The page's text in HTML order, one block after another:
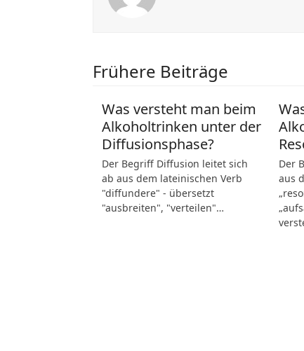
Frühere Beiträge
Was versteht man beim
Alkoholtrinken unter der
Diffusionsphase?
Der Begriff Diffusion leitet sich
ab aus dem lateinischen Verb
"diffundere" - übersetzt
"ausbreiten", "verteilen"…
Der
aus